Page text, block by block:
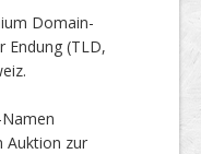
Domain-
Endung (TLD,
Auktion zur